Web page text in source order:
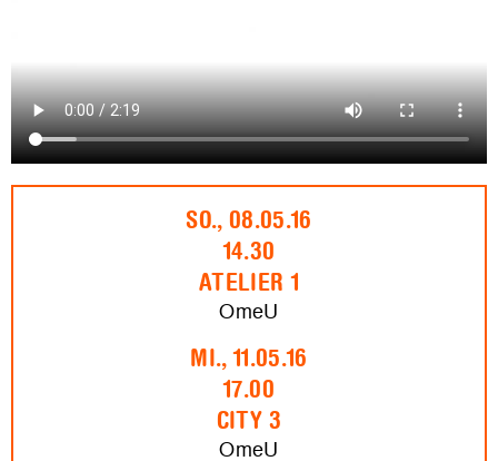
SO., 08.05.16
14.30
ATELIER 1
OmeU
MI., 11.05.16
17.00
CITY 3
OmeU